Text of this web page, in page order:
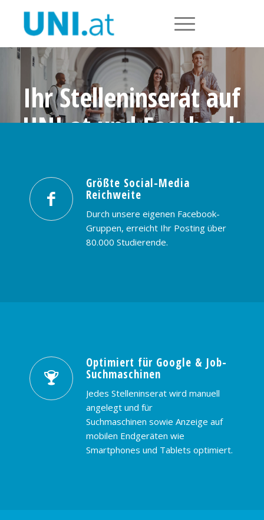
Ihr Stelleninserat auf
UNI.at und Facebook
PREISE & BUCHUNG KONTAKT
Größte Social-Media
Reichweite
Durch unsere eigenen Facebook-
Gruppen, erreicht Ihr Posting über
80.000 Studierende.
Optimiert für Google & Job-
Suchmaschinen
Jedes Stelleninserat wird manuell
angelegt und für
Suchmaschinen sowie Anzeige auf
mobilen Endgeräten wie
Smartphones und Tablets optimiert.